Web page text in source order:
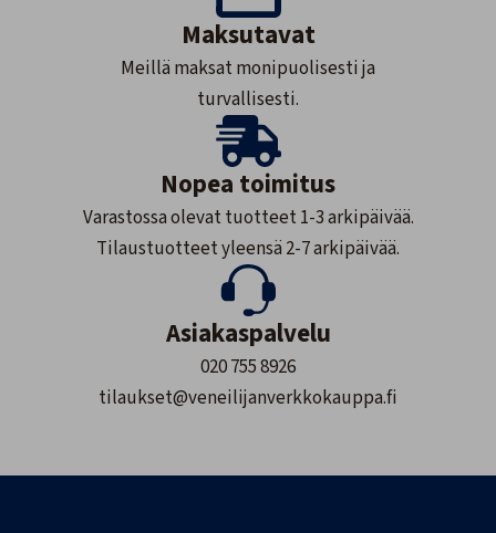
Maksutavat
Meillä maksat monipuolisesti ja
turvallisesti.
Nopea toimitus
Varastossa olevat tuotteet 1-3 arkipäivää.
Tilaustuotteet yleensä 2-7 arkipäivää.
Asiakaspalvelu
020 755 8926
tilaukset@veneilijanverkkokauppa.fi